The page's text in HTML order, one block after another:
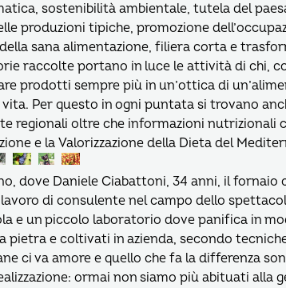
sostenibilità ambientale, tutela del
produzioni tipiche, promozione
sana alimentazione, filiera corta e
raccolte portano in luce le attività di chi,
prodotti sempre più in un’ottica di
Per questo in ogni puntata si trovano
regionali oltre che informazioni nutrizionali
e la Valorizzazione della Dieta del
dove Daniele Ciabattoni, 34 anni, il fornaio
di consulente nel campo dello
e un piccolo laboratorio dove panifica in
e coltivati in azienda, secondo
ci va amore e quello che fa la differenza
ormai non siamo più abituati alla